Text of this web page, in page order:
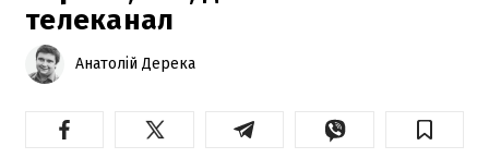
телеканал
Анатолій Дерека